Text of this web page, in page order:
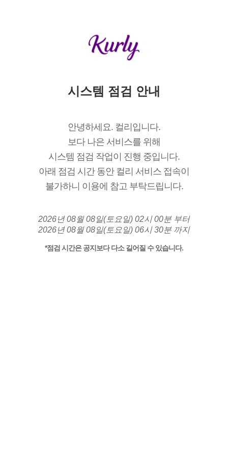
시스템 점검 안내
안녕하세요. 컬리입니다.
보다 나은 서비스를 위해
시스템 점검 작업이 진행 중입니다.
아래 점검 시간 동안 컬리 서비스 접속이
불가하니 이용에 참고 부탁드립니다.
2026년 08월 08일(토요일) 02시 00분 부터
2026년 08월 08일(토요일) 06시 30분 까지
*점검 시간은 공지보다 다소 길어질 수 있습니다.